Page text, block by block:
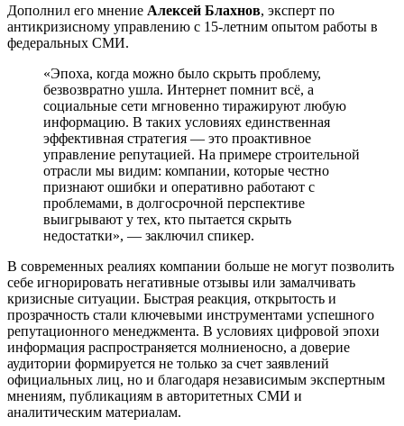
Дополнил его мнение Алексей Блахнов, эксперт по
антикризисному управлению с 15-летним опытом работы в
федеральных СМИ.
«Эпоха, когда можно было скрыть проблему,
безвозвратно ушла. Интернет помнит всё, а
социальные сети мгновенно тиражируют любую
информацию. В таких условиях единственная
эффективная стратегия ― это проактивное
управление репутацией. На примере строительной
отрасли мы видим: компании, которые честно
признают ошибки и оперативно работают с
проблемами, в долгосрочной перспективе
выигрывают у тех, кто пытается скрыть
недостатки», — заключил спикер.
В современных реалиях компании больше не могут позволить
себе игнорировать негативные отзывы или замалчивать
кризисные ситуации. Быстрая реакция, открытость и
прозрачность стали ключевыми инструментами успешного
репутационного менеджмента. В условиях цифровой эпохи
информация распространяется молниеносно, а доверие
аудитории формируется не только за счет заявлений
официальных лиц, но и благодаря независимым экспертным
мнениям, публикациям в авторитетных СМИ и
аналитическим материалам.